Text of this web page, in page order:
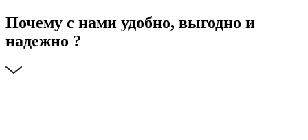
Почему с нами удобно, выгодно и
надежно ?